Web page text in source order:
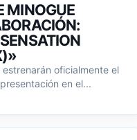
MINOGUE
oficialmente el
en el...